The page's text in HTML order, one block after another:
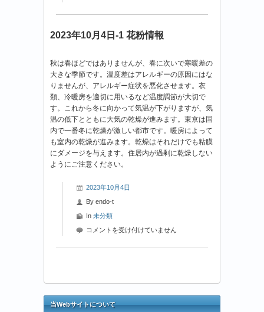
4
花
粉
報
は
2023年10月4日-1 花粉情報
秋は春ほどではありませんが、春に次いで寒暖差の
大きな季節です。温度差はアレルギーの原因にはな
りませんが、アレルギー症状を悪化させます。衣
類、冷暖房を適切に用いるなど温度調節が大切で
す。これから冬に向かって気温が下がりますが、気
温の低下とともに大気の乾燥が進みます。東京は国
内で一番冬に乾燥が激しい都市です。暖房によって
も室内の乾燥が進みます。乾燥はそれだけでも粘膜
にダメージを与えます。住居内が過剰に乾燥しない
ようにご注意ください。
2023年10月4日
By endo-t
In 未分類
2023
日-1
花
粉
コメントを受け付けていません
当Webサイトについて